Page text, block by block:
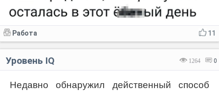
11
Работа
1264 0
Уровень IQ
Недавно обнаружил действенный способ